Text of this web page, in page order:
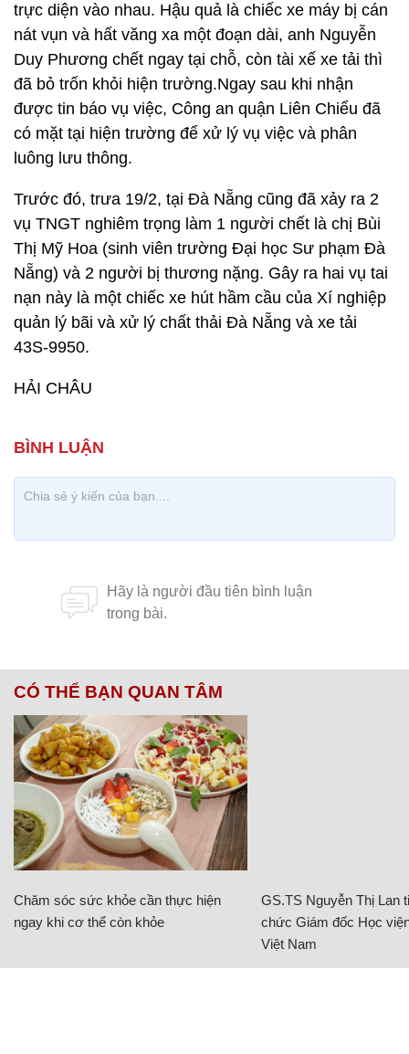
trực diện vào nhau. Hậu quả là chiếc xe máy bị cán
nát vụn và hất văng xa một đoạn dài, anh Nguyễn
Duy Phương chết ngay tại chỗ, còn tài xế xe tải thì
đã bỏ trốn khỏi hiện trường.Ngay sau khi nhận
được tin báo vụ việc, Công an quận Liên Chiểu đã
có mặt tại hiện trường để xử lý vụ việc và phân
luông lưu thông.
Trước đó, trưa 19/2, tại Đà Nẵng cũng đã xảy ra 2
vụ TNGT nghiêm trọng làm 1 người chết là chị Bùi
Thị Mỹ Hoa (sinh viên trường Đại học Sư phạm Đà
Nẵng) và 2 người bị thương nặng. Gây ra hai vụ tai
nạn này là một chiếc xe hút hầm cầu của Xí nghiệp
quản lý bãi và xử lý chất thải Đà Nẵng và xe tải
43S-9950.
HẢI CHÂU
CÓ THỂ BẠN QUAN TÂM
Chăm sóc sức khỏe cần thực hiện
ngay khi cơ thể còn khỏe
GS.TS Nguyễn Thị Lan
chức Giám đốc Học
Việt Nam